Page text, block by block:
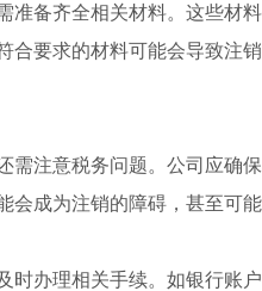
准备齐全相关材料。这些材
合要求的材料可能会导致注
需注意税务问题。公司应确
会成为注销的障碍，甚至可
时办理相关手续。如银行账